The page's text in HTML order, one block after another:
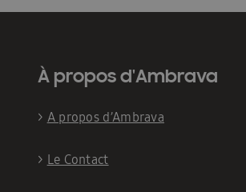
À propos d'Ambrava
> A propos d’Ambrava
> Le Contact